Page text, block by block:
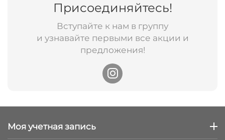
Присоединяйтесь!
Вступайте к нам в группу
и узнавайте первыми все акции и
предложения!
Моя учетная запись